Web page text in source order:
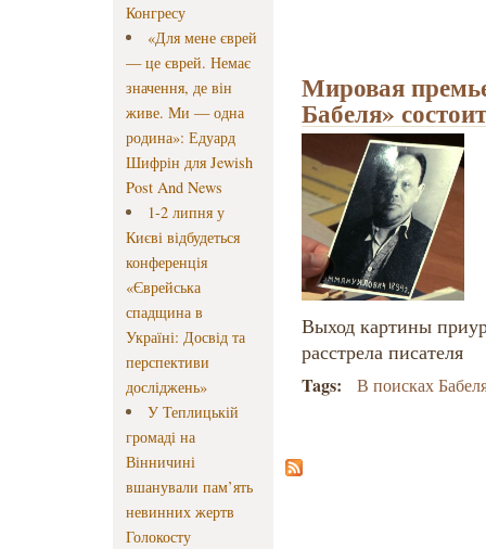
Конгресу
«Для мене єврей
— це єврей. Немає
значення, де він
живе. Ми — одна
родина»: Едуард
Шифрін для Jewish
Post And News
1-2 липня у
Києві відбудеться
конференція
«Єврейська
спадщина в
Україні: Досвід та
перспективи
досліджень»
У Теплицькій
громаді на
Вінничині
вшанували пам’ять
невинних жертв
Голокосту
Мировая
Бабеля»
Выход картины
расстрела писателя
Tags: В поисках